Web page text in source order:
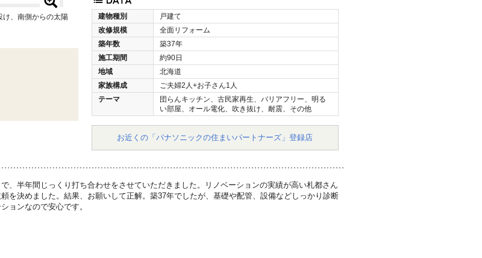
建物種別
戸建て
改修規模
全面リフォーム
築年数
築37年
施工期間
約90日
地域
北海道
家族構成
ご夫婦2人+お子さん1人
テーマ
団らんキッチン、古民家再生、バリアフリー、明る
い部屋、オール電化、吹き抜け、耐震、その他
お近くの「パナソニックの住まいパートナーズ」登録店
け、南側からの太陽
、半年間じっくり打ち合わせをさせていただきました。リノベーションの実績が高い札都さん
を決めました。結果、お願いして正解。築37年でしたが、基礎や配管、設備などしっかり診断
ョンなので安心です。